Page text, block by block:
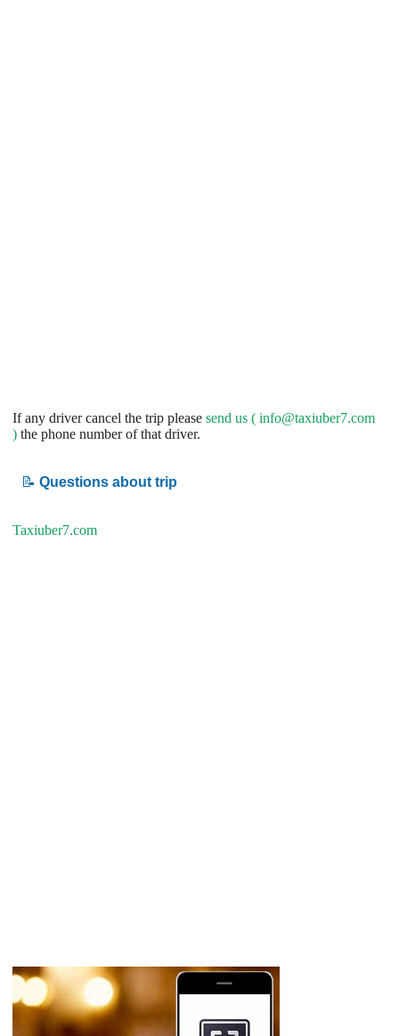
If any driver cancel the trip please send us ( info@taxiuber7.com
) the phone number of that driver.
📝 Questions about trip
Taxiuber7.com